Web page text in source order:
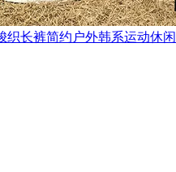
织长裤简约户外韩系运动休闲